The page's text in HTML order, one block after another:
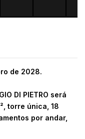
de 2028.
DI PIETRO será
torre única, 18
por andar,